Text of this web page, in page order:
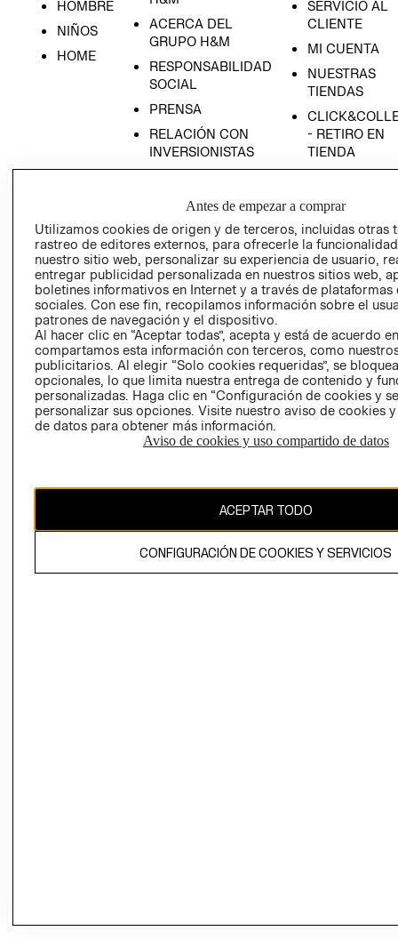
HOMBRE
NIÑOS
HOME
ACERCA DEL
GRUPO H&M
RESPONSABILIDAD
SOCIAL
PRENSA
RELACIÓN CON
INVERSIONISTAS
SERVICIO AL
CLIENTE
MI CUENTA
NUESTRAS
TIENDAS
- RETIRO EN
TIENDA
PRIVACIDAD
GIFT CARD
AVISO DE
COOKIES
Uruguay ($U)
propiedad de H&M Hennes & Mauritz AB.
Antes de empezar a comprar
Utilizamos cookies de origen y de terceros, incluidas otras
rastreo de editores externos, para ofrecerle la
nuestro sitio web, personalizar su experiencia de usuario,
entregar publicidad personalizada en nuestros sitios web,
boletines informativos en Internet y a través de plataformas
sociales. Con ese fin, recopilamos información sobre el
patrones de navegación y el dispositivo.
Al hacer clic en “Aceptar todas”, acepta y está de acuerdo
compartamos esta información con terceros, como
publicitarios. Al elegir “Solo cookies requeridas”, se
opcionales, lo que limita nuestra entrega de contenido y
personalizadas. Haga clic en “Configuración de cookies y
personalizar sus opciones. Visite nuestro aviso de cookies
de datos para obtener más información.
Aviso de cookies y uso compartido de datos
ACEPTAR TODO
CONFIGURACIÓN DE COOKIES Y SERVICIOS